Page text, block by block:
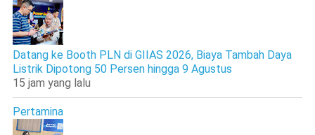
Datang ke Booth PLN di GIIAS 2026, Biaya Tambah Daya
Listrik Dipotong 50 Persen hingga 9 Agustus
15 jam yang lalu
Pertamina